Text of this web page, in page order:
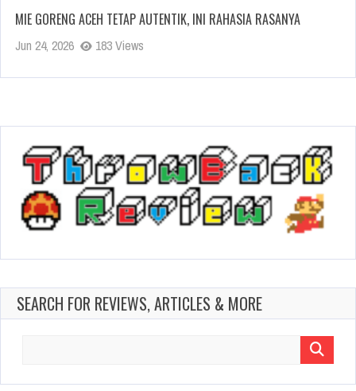
MIE GORENG ACEH TETAP AUTENTIK, INI RAHASIA RASANYA
Jun 24, 2026 183 Views
SEARCH FOR REVIEWS, ARTICLES & MORE